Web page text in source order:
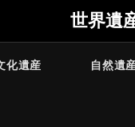
世界遺
化遺産 自然遺